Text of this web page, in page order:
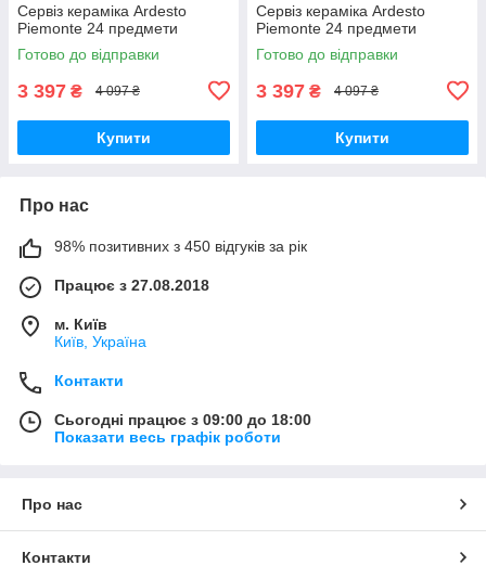
Сервіз кераміка Ardesto
Piemonte 24 предмети
Готово до відправки
3 397 ₴ 4 097 ₴
Купити
Сервіз кераміка Ardesto
Piemonte 24 предмети
Готово до відправки
3 397 ₴ 4 097 ₴
Купити
Про нас
98% позитивних з 450 відгуків за рік
Працює з 27.08.2018
м. Київ
Київ, Україна
Контакти
Сьогодні працює з 09:00 до 18:00
Показати весь графік роботи
Про нас
Контакти